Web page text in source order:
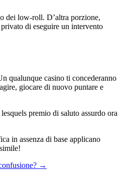
dei low-roll. D’altra porzione,
di eseguire un intervento
qualunque casino ti concederanno
giocare di nuovo puntare e
premio di saluto assurdo ora
in assenza di base applicano
→